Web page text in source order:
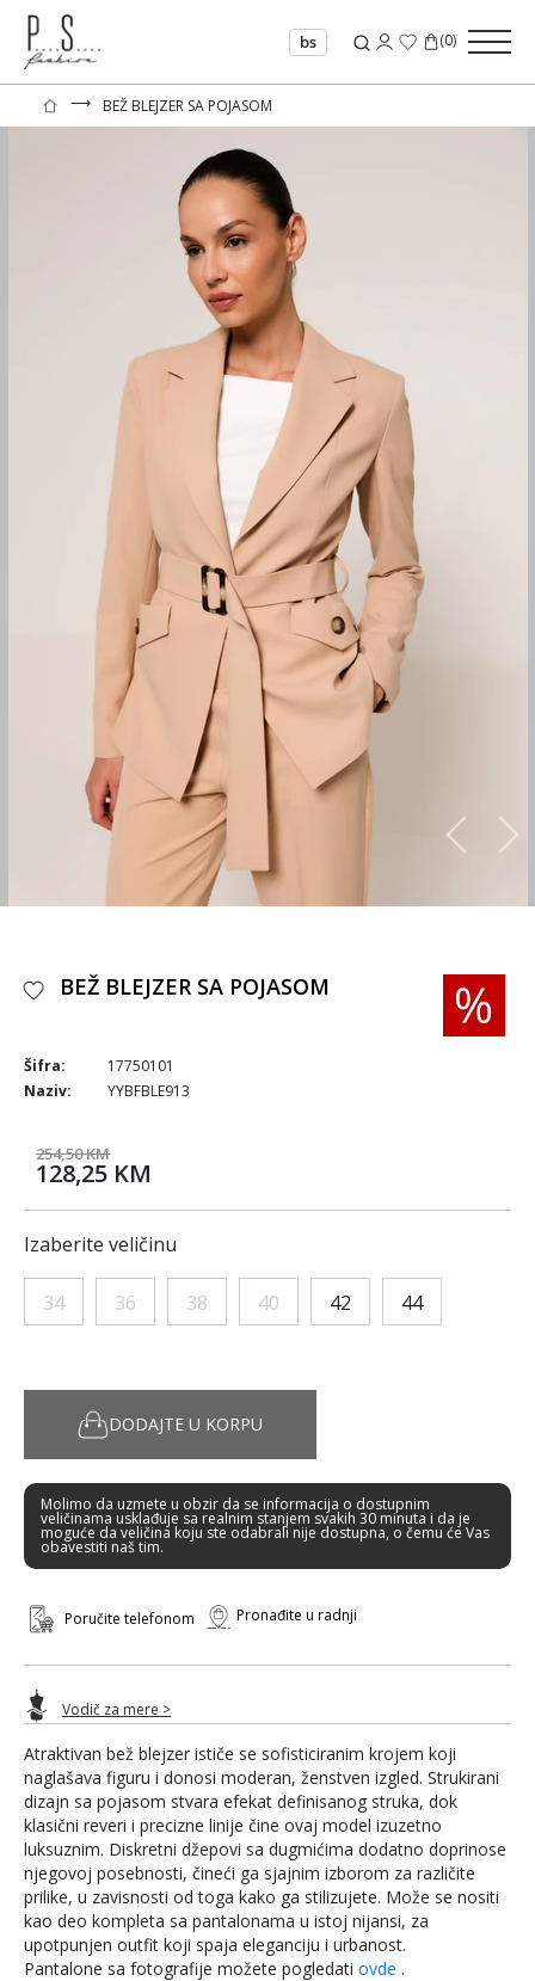
bs (0)
⟶ BEŽ BLEJZER SA POJASOM
Atraktivan bež blejzer ističe se sofisticiranim krojem koji
naglašava figuru i donosi moderan, ženstven izgled. Strukirani
dizajn sa pojasom stvara efekat definisanog struka, dok
klasični reveri i precizne linije čine ovaj model izuzetno
luksuznim. Diskretni džepovi sa dugmićima dodatno doprinose
njegovoj posebnosti, čineći ga sjajnim izborom za različite
prilike, u zavisnosti od toga kako ga stilizujete. Može se nositi
kao deo kompleta sa pantalonama u istoj nijansi, za
upotpunjen outfit koji spaja eleganciju i urbanost.
Pantalone sa fotografije možete pogledati ovde .
BEŽ BLEJZER SA POJASOM
Šifra:
17750101
Naziv:
YYBFBLE913
254,50 KM
128,25 KM
Izaberite veličinu
34 36 38 40 42 44
DODAJTE U KORPU
Molimo da uzmete u obzir da se informacija o dostupnim
veličinama usklađuje sa realnim stanjem svakih 30 minuta i da je
moguće da veličina koju ste odabrali nije dostupna, o čemu će Vas
obavestiti naš tim.
Poručite telefonom Pronađite u radnji
Vodič za mere >